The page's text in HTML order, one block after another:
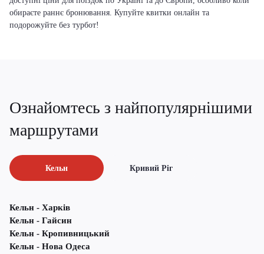
обираєте раннє бронювання. Купуйте квитки онлайн та
подорожуйте без турбот!
Ознайомтесь з найпопулярнішими
маршрутами
Кельн Кривий Ріг
Кельн - Харків
Кельн - Гайсин
Кельн - Кропивницький
Кельн - Нова Одеса